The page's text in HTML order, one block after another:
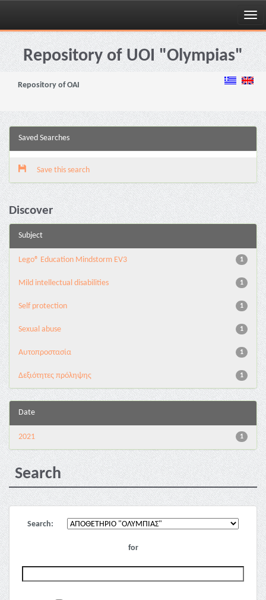
Skip
navigationRepository of UOI "Olympias"
Repository of OAI
Saved Searches
Save this search
Discover
Subject
1
Lego® Education Mindstorm EV3
1
Mild intellectual disabilities
1
Self protection
1
Sexual abuse
1
Αυτοπροστασία
1
Δεξιότητες πρόληψης
Date
1
2021
Search
Search:
for